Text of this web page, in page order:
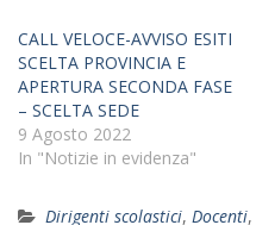
CALL VELOCE-AVVISO ESITI
SCELTA PROVINCIA E
APERTURA SECONDA FASE
– SCELTA SEDE
9 Agosto 2022
In "Notizie in evidenza"
Dirigenti scolastici, Docenti,